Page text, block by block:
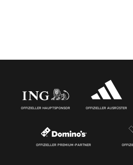
OFFIZIELLER HAUPTSPONSOR OFFIZIELLER AUSRÜSTER
OFFIZIELLER PREMIUM-PARTNER